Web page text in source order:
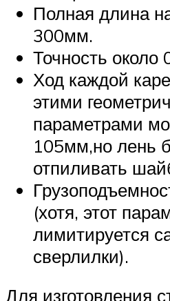
Полная длина
300мм.
Точность около
Ход каждой
этими
параметрами
105мм,но лень
отпиливать
(хотя, этот
лимитируется
сверлилки).
Для изготовления